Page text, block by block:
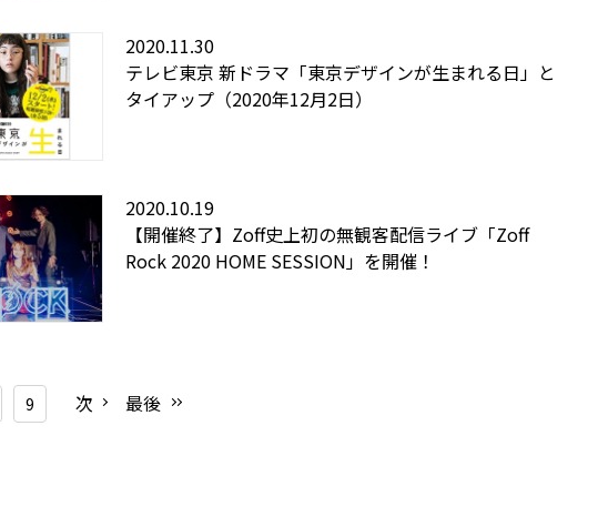
2020.11.30
テレビ東京 新ドラマ「東京デザインが生まれる日」と
タイアップ（2020年12月2日）
2020.10.19
【開催終了】Zoff史上初の無観客配信ライブ「Zoff
Rock 2020 HOME SESSION」を開催！
9 次 最後